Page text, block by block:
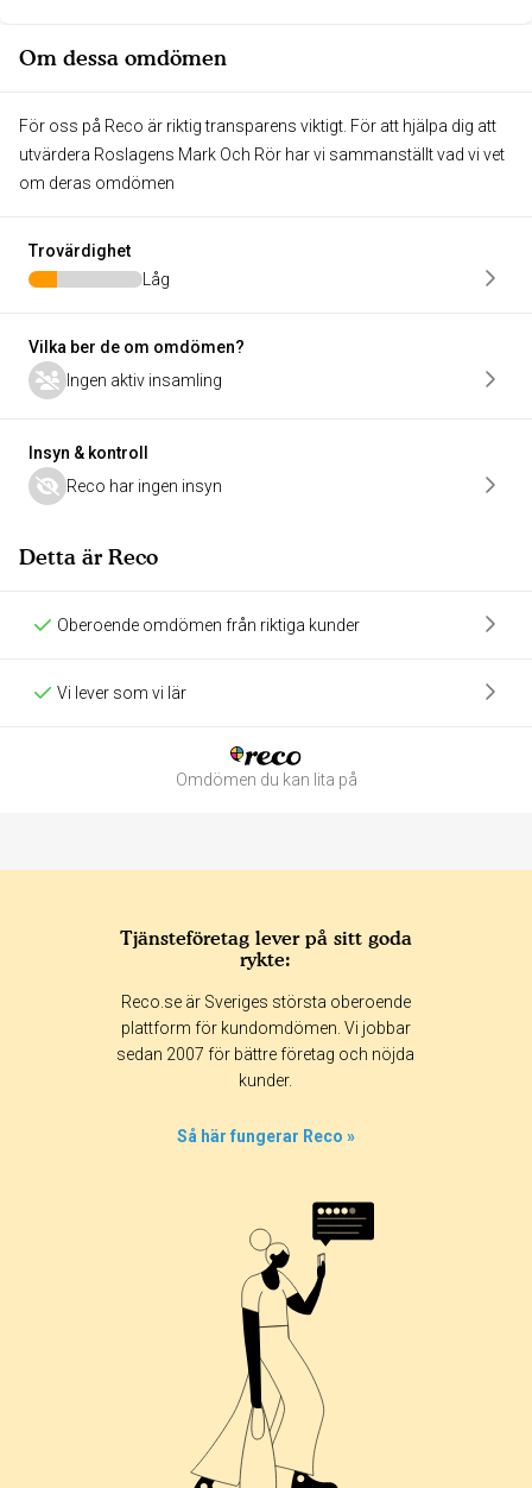
Om dessa omdömen
För oss på Reco är riktig transparens viktigt. För att hjälpa dig att
utvärdera Roslagens Mark Och Rör har vi sammanställt vad vi vet
om deras omdömen
Trovärdighet
Låg
Vilka ber de om omdömen?
Ingen aktiv insamling
Insyn & kontroll
Reco har ingen insyn
Detta är Reco
Oberoende omdömen från riktiga kunder
Vi lever som vi lär
Omdömen du kan lita på
365 dagar 90 dagar
30 dagar
Tjänsteföretag lever på sitt goda
rykte:
Reco.se är Sveriges största oberoende
plattform för kundomdömen. Vi jobbar
sedan 2007 för bättre företag och nöjda
kunder.
Så här fungerar Reco »